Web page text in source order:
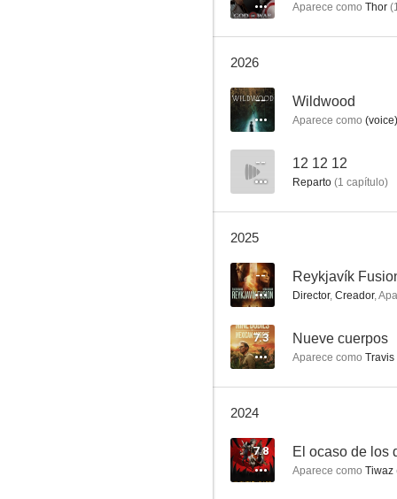
7.0
El espía que me plantó
Aparece como Thor (
2026
-- Wildwood
Aparece como (voice)
-- 12 12 12
Reparto (1 capítulo)
2025
-- Reykjavík
Director, Creador,
7.3 Nueve cuerpos
Aparece como Travis
2024
7.8 El ocaso de los
Aparece como Tiwaz